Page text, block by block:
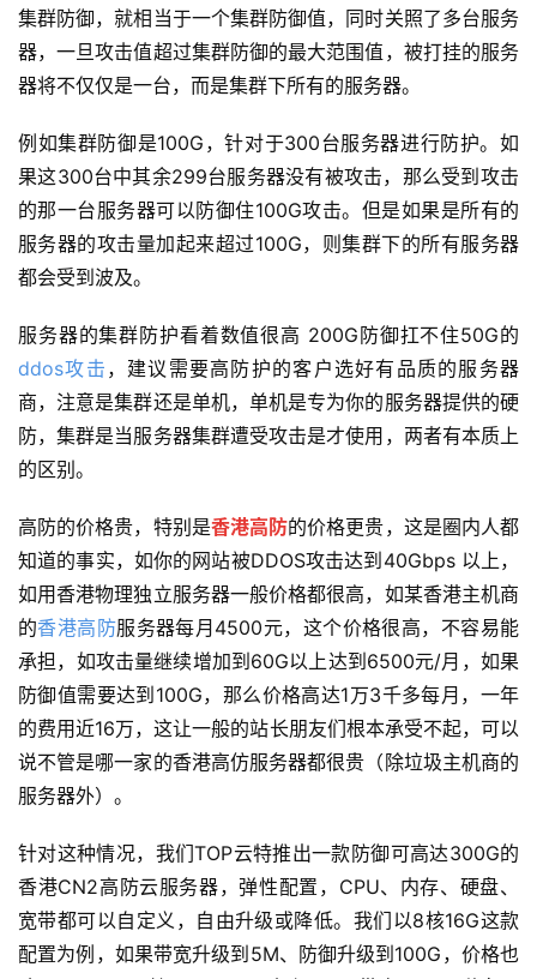
集群防御，就相当于一个集群防御值，同时关照了多台服务
器，一旦攻击值超过集群防御的最大范围值，被打挂的服务
器将不仅仅是一台，而是集群下所有的服务器。
例如集群防御是100G，针对于300台服务器进行防护。如
果这300台中其余299台服务器没有被攻击，那么受到攻击
的那一台服务器可以防御住100G攻击。但是如果是所有的
服务器的攻击量加起来超过100G，则集群下的所有服务器
都会受到波及。
服务器的集群防护看着数值很高 200G防御扛不住50G的
ddos攻击 ，建议需要高防护的客户选好有品质的服务器
商，注意是集群还是单机，单机是专为你的服务器提供的硬
防，集群是当服务器集群遭受攻击是才使用，两者有本质上
的区别。
高防的价格贵，特别是香港高防的价格更贵，这是圈内人都
知道的事实，如你的网站被DDOS攻击达到40Gbps 以上，
如用香港物理独立服务器一般价格都很高，如某香港主机商
的香港高防服务器每月4500元，这个价格很高，不容易能
承担，如攻击量继续增加到60G以上达到6500元/月，如果
防御值需要达到100G，那么价格高达1万3千多每月，一年
的费用近16万，这让一般的站长朋友们根本承受不起，可以
说不管是哪一家的香港高仿服务器都很贵（除垃圾主机商的
服务器外）。
针对这种情况，我们TOP云特推出一款防御可高达300G的
香港CN2高防云服务器，弹性配置，CPU、内存、硬盘、
宽带都可以自定义，自由升级或降低。我们以8核16G这款
配置为例，如果带宽升级到5M、防御升级到100G，价格也